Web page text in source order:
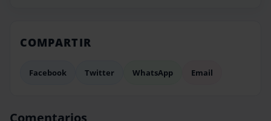
COMPARTIR
Facebook Twitter WhatsApp Email
Comentarios